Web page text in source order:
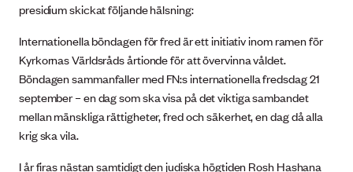
presidium skickat följande hälsning:
Internationella böndagen för fred är ett initiativ inom ramen för
Kyrkornas Världsråds årtionde för att övervinna våldet.
Böndagen sammanfaller med FN:s internationella fredsdag 21
september – en dag som ska visa på det viktiga sambandet
mellan mänskliga rättigheter, fred och säkerhet, en dag då alla
krig ska vila.
I år firas nästan samtidigt den judiska högtiden Rosh Hashana